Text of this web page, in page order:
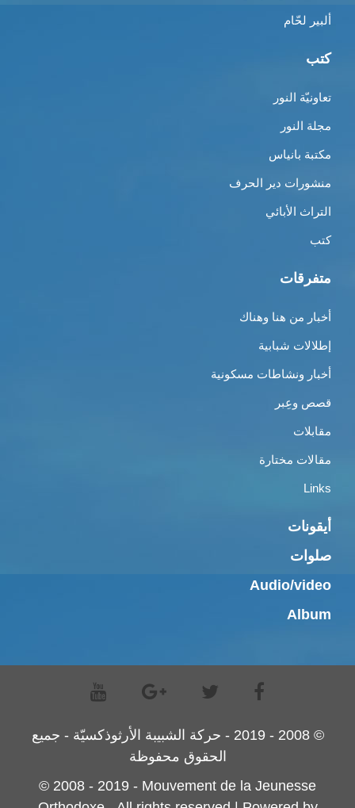
ألبير لحّام
كتب
تعاونيّة النور
مجلة النور
مكتبة بانياس
منشورات دير الحرف
التراث الأبائي
كتب
متفرقات
أخبار من هنا وهناك
إطلالات شبابية
أخبار ونشاطات مسكونية
قصص وعِبر
مقابلات
مقالات مختارة
Links
أيقونات
صلوات
Audio/video
Album
© 2008 - 2019 - حركة الشبيبة الأرثوذكسيّة - جميع
الحقوق محفوظة
© 2008 - 2019 - Mouvement de la Jeunesse